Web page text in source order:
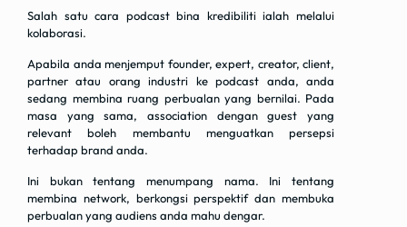
Salah satu cara podcast bina kredibiliti ialah melalui
kolaborasi.
Apabila anda menjemput founder, expert, creator, client,
partner atau orang industri ke podcast anda, anda
sedang membina ruang perbualan yang bernilai. Pada
masa yang sama, association dengan guest yang
relevant boleh membantu menguatkan persepsi
terhadap brand anda.
Ini bukan tentang menumpang nama. Ini tentang
membina network, berkongsi perspektif dan membuka
perbualan yang audiens anda mahu dengar.